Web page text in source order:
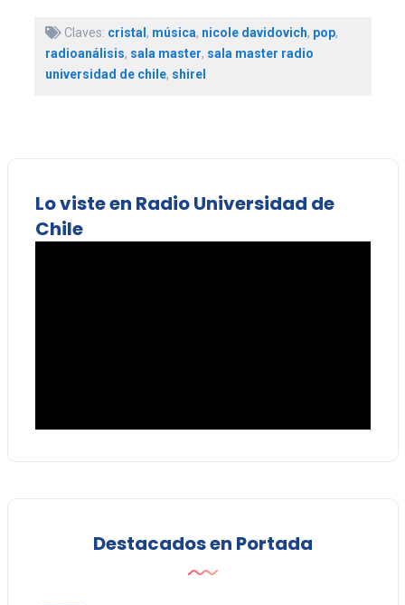
Claves: cristal, música, nicole davidovich, pop,
radioanálisis, sala master, sala master radio
universidad de chile, shirel
Lo viste en Radio Universidad de
Chile
Destacados en Portada